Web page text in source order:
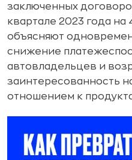
заключенных
квартале 2023 года
объясняют
снижение
автовладельцев и
заинтересованность
отношением к